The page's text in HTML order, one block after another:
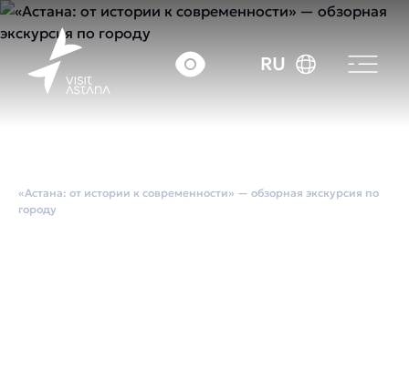
RU
«Астана: от истории к современности» — обзорная экскурсия по
городу